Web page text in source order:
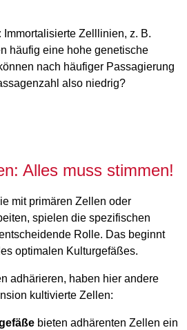
Immortalisierte Zelllinien, z. B.
häufig eine hohe genetische
nach häufiger Passagierung
also niedrig?
Alles muss stimmen!
mit primären Zellen oder
spielen die spezifischen
Rolle. Das beginnt
optimalen Kulturgefäßes.
adhärieren, haben hier andere
kultivierte Zellen:
bieten adhärenten Zellen ein